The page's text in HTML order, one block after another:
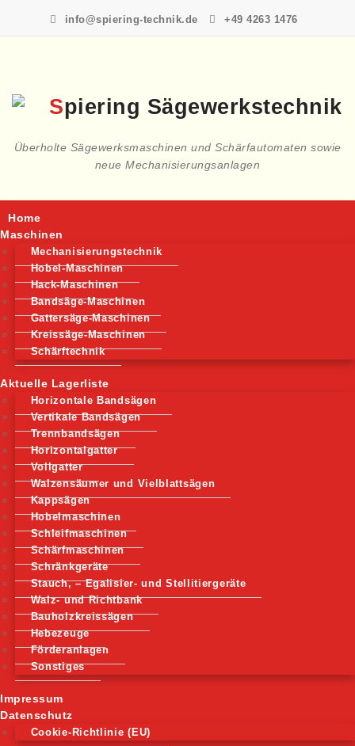
content
info@spiering-technik.de +49 4263 1476
Überholte Sägewerksmaschinen und Schärfautomaten sowie
neue Mechanisierungsanlagen
Home
Maschinen
Mechanisierungstechnik
Hobel-Maschinen
Hack-Maschinen
Bandsäge-Maschinen
Gattersäge-Maschinen
Kreissäge-Maschinen
Schärftechnik
Aktuelle Lagerliste
Horizontale Bandsägen
Vertikale Bandsägen
Trennbandsägen
Horizontalgatter
Vollgatter
Walzensäumer und Vielblattsägen
Kappsägen
Hobelmaschinen
Schleifmaschinen
Schärfmaschinen
Schränkgeräte
Stauch, – Egalisier- und Stellitiergeräte
Walz- und Richtbank
Bauholzkreissägen
Hebezeuge
Förderanlagen
Sonstiges
Impressum
Datenschutz
Cookie-Richtlinie (EU)